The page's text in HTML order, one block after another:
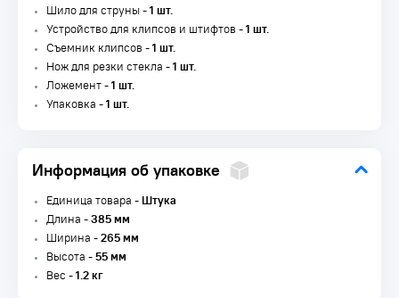
Шило для струны -1 шт.
Устройство для клипсов и штифтов -1 шт.
Съемник клипсов -1 шт.
Нож для резки стекла -1 шт.
Ложемент -1 шт.
Упаковка -1 шт.
Информация об упаковке
Единица товара -Штука
Длина -385 мм
Ширина -265 мм
Высота -55 мм
Вес -1.2 кг